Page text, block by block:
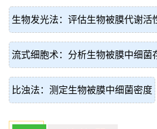
生物发光法：评估生物被膜代谢活
流式细胞术：分析生物被膜中细菌
比浊法：测定生物被膜中细菌密度